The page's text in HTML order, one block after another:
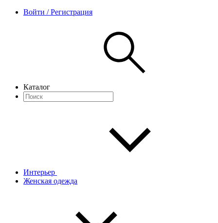
Войти / Регистрация
Каталог
Интерьер
Женская одежда